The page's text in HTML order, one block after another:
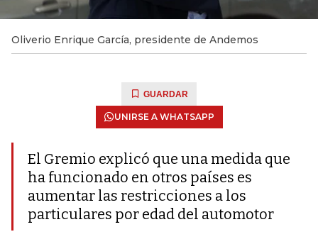
Oliverio Enrique García, presidente de Andemos
GUARDAR
UNIRSE A WHATSAPP
El Gremio explicó que una medida que
ha funcionado en otros países es
aumentar las restricciones a los
particulares por edad del automotor